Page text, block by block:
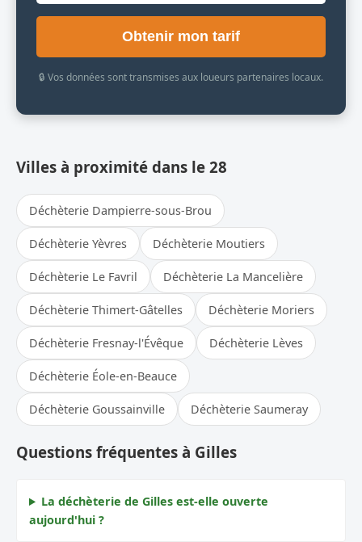
Obtenir mon tarif
🔒 Vos données sont transmises aux loueurs partenaires locaux.
Villes à proximité dans le 28
Déchèterie Dampierre-sous-Brou
Déchèterie Yèvres Déchèterie Moutiers
Déchèterie Le Favril Déchèterie La Mancelière
Déchèterie Thimert-Gâtelles Déchèterie Moriers
Déchèterie Fresnay-l'Évêque Déchèterie Lèves
Déchèterie Éole-en-Beauce
Déchèterie Goussainville Déchèterie Saumeray
Questions fréquentes à Gilles
La déchèterie de Gilles est-elle ouverte
aujourd'hui ?